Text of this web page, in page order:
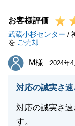
お客様評価
武蔵小杉センター /
を ご売却
M様
M様 2024年4
対応の誠実さ
対応の誠実さ
す。